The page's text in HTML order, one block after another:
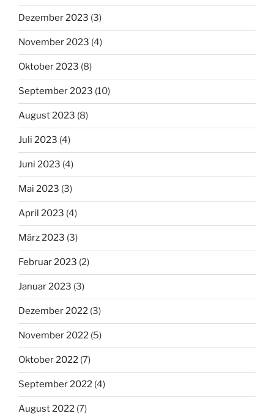
Dezember 2023 (3)
November 2023 (4)
Oktober 2023 (8)
September 2023 (10)
August 2023 (8)
Juli 2023 (4)
Juni 2023 (4)
Mai 2023 (3)
April 2023 (4)
März 2023 (3)
Februar 2023 (2)
Januar 2023 (3)
Dezember 2022 (3)
November 2022 (5)
Oktober 2022 (7)
September 2022 (4)
August 2022 (7)